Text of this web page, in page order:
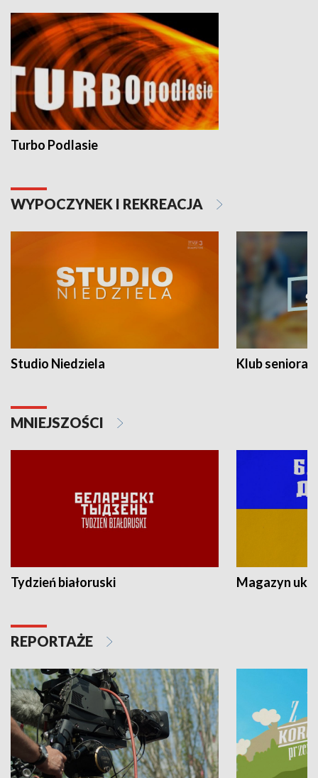
Turbo Podlasie
WYPOCZYNEK I REKREACJA
Studio Niedziela Klub seniora
MNIEJSZOŚCI
Tydzień białoruski Magazyn
REPORTAŻE